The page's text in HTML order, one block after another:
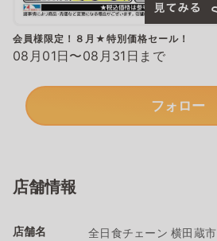
会員様限定！８月★特別価格セール！
08月01日〜08月31日まで
フォロー
店舗情報
店舗名 全日食チェーン 横田蔵市